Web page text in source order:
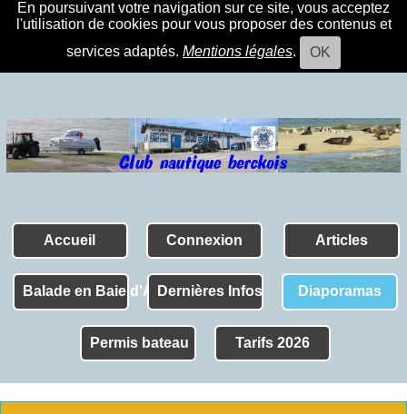
En poursuivant votre navigation sur ce site, vous acceptez
l'utilisation de cookies pour vous proposer des contenus et
services adaptés. Mentions légales. OK
Accueil Connexion Articles
Balade en Baie d'AuthieDernières Infos Diaporamas
Permis bateau Tarifs 2026